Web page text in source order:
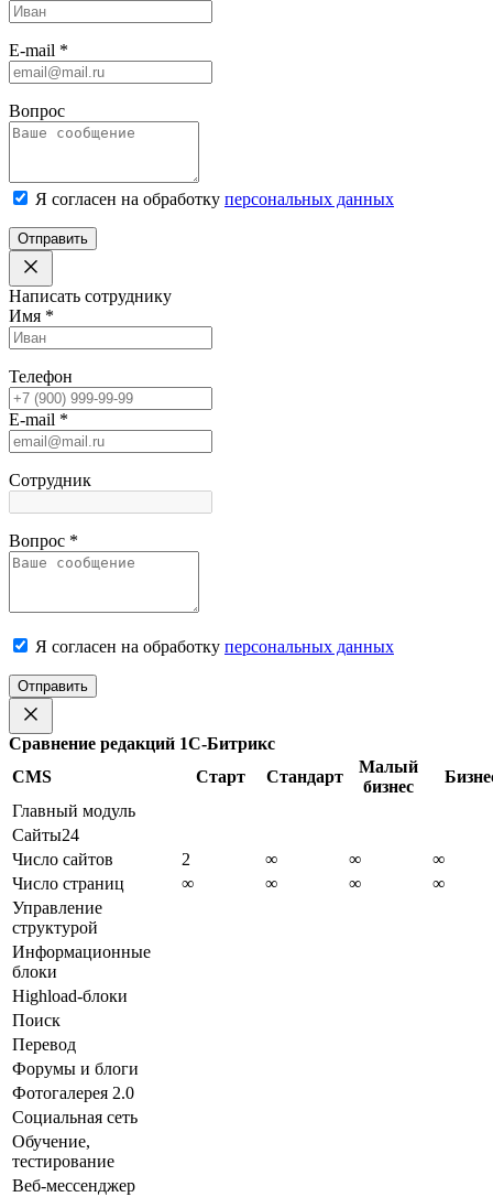
E-mail *
Вопрос
Я согласен на обработку персональных данных
Отправить
Написать сотруднику
Имя *
Телефон
E-mail *
Сотрудник
Вопрос *
Я согласен на обработку персональных данных
Отправить
Сравнение редакций 1С-Битрикс
CMS
Старт Стандарт
Малый
бизнес
Главный модуль
Сайты24
Число сайтов
2 ∞ ∞
∞
Число страниц
∞ ∞ ∞
∞
Управление
структурой
Информационные
блоки
Highload-блоки
Поиск
Перевод
Форумы и блоги
Фотогалерея 2.0
Социальная сеть
Обучение,
тестирование
Веб-мессенджер